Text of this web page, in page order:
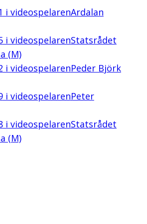
i videospelarenArdalan
i videospelarenStatsrådet
(M)
i videospelarenPeder Björk
i videospelarenPeter
i videospelarenStatsrådet
(M)